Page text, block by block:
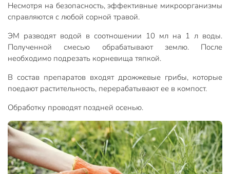
Несмотря на безопасность, эффективные микроорганизмы
справляются с любой сорной травой.
ЭМ разводят водой в соотношении 10 мл на 1 л воды.
Полученной смесью обрабатывают землю. После
необходимо подрезать корневища тяпкой.
В состав препаратов входят дрожжевые грибы, которые
поедают растительность, перерабатывают ее в компост.
Обработку проводят поздней осенью.